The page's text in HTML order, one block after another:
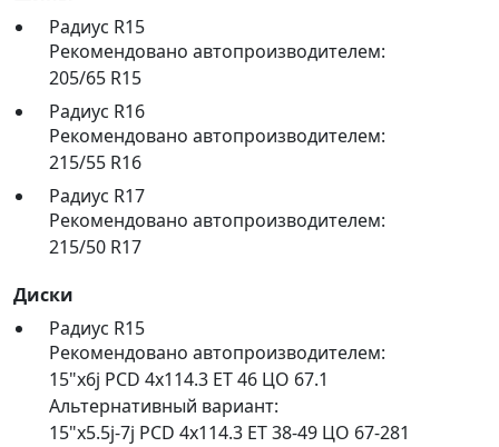
Радиус R15
Рекомендовано автопроизводителем:
205/65 R15
Радиус R16
Рекомендовано автопроизводителем:
215/55 R16
Радиус R17
Рекомендовано автопроизводителем:
215/50 R17
Диски
Радиус R15
Рекомендовано автопроизводителем:
15"x6j PCD 4x114.3 ET 46 ЦО 67.1
Альтернативный вариант:
15"x5.5j-7j PCD 4x114.3 ET 38-49 ЦО 67-281